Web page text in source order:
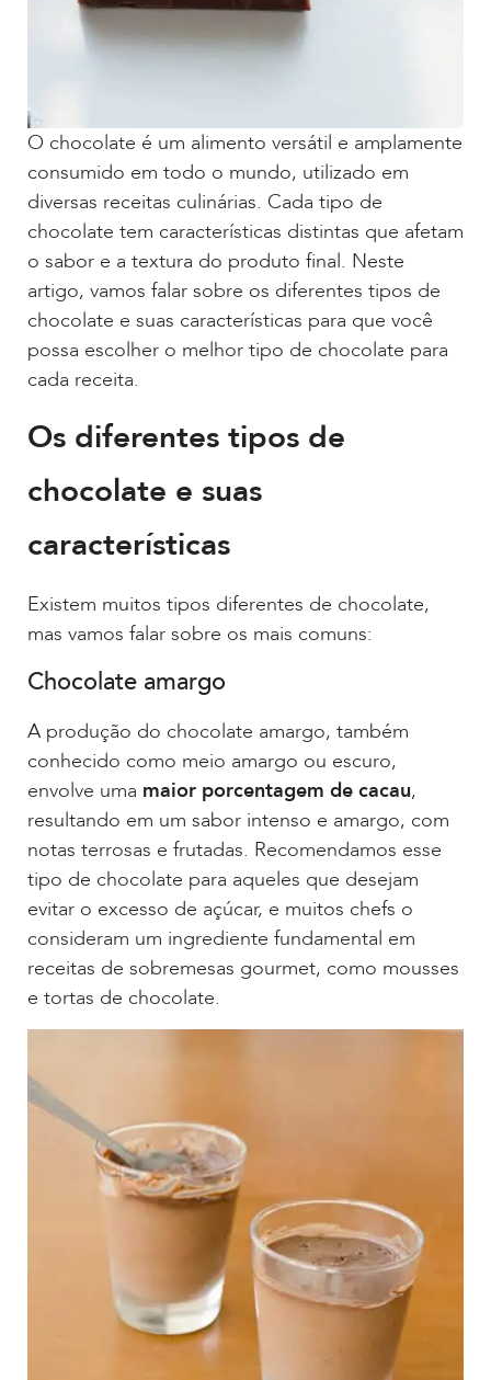
O chocolate é um alimento versátil e amplamente
consumido em todo o mundo, utilizado em
diversas receitas culinárias. Cada tipo de
chocolate tem características distintas que afetam
o sabor e a textura do produto final. Neste
artigo, vamos falar sobre os diferentes tipos de
chocolate e suas características para que você
possa escolher o melhor tipo de chocolate para
cada receita.
Os diferentes tipos de
chocolate e suas
características
Existem muitos tipos diferentes de chocolate,
mas vamos falar sobre os mais comuns:
Chocolate amargo
A produção do chocolate amargo, também
conhecido como meio amargo ou escuro,
envolve uma maior porcentagem de cacau,
resultando em um sabor intenso e amargo, com
notas terrosas e frutadas. Recomendamos esse
tipo de chocolate para aqueles que desejam
evitar o excesso de açúcar, e muitos chefs o
consideram um ingrediente fundamental em
receitas de sobremesas gourmet, como mousses
e tortas de chocolate.